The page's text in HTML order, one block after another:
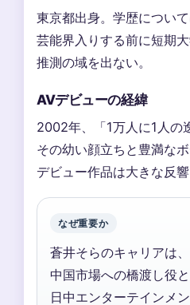
東京都出身。学歴につい
芸能界入りする前に短期
推測の域を出ない。
AVデビューの経緯
2002年、「1万人に1人の
その幼い顔立ちと豊満な
デビュー作品は大きな反
なぜ重要か
蒼井そらのキャリアは
中国市場への橋渡し役
日中エンターテインメ